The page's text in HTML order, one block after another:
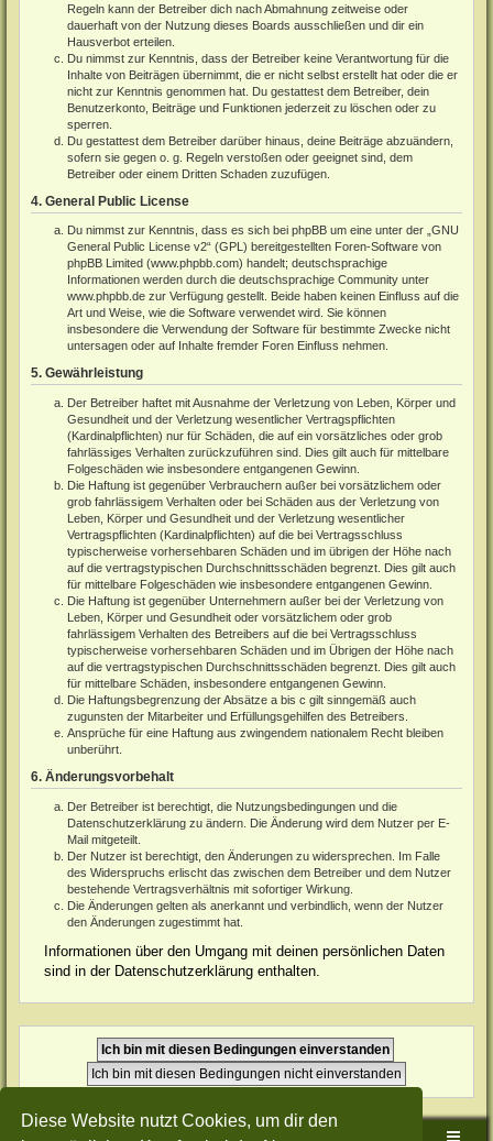
Diese Website nutzt Cookies, um dir den
Regeln kann der Betreiber dich nach Abmahnung zeitweise oder
dauerhaft von der Nutzung dieses Boards ausschließen und dir ein
Hausverbot erteilen.
Du nimmst zur Kenntnis, dass der Betreiber keine Verantwortung für die
Inhalte von Beiträgen übernimmt, die er nicht selbst erstellt hat oder die er
nicht zur Kenntnis genommen hat. Du gestattest dem Betreiber, dein
Benutzerkonto, Beiträge und Funktionen jederzeit zu löschen oder zu
sperren.
Du gestattest dem Betreiber darüber hinaus, deine Beiträge abzuändern,
sofern sie gegen o. g. Regeln verstoßen oder geeignet sind, dem
Betreiber oder einem Dritten Schaden zuzufügen.
4. General Public License
Du nimmst zur Kenntnis, dass es sich bei phpBB um eine unter der „GNU
General Public License v2“ (GPL) bereitgestellten Foren-Software von
phpBB Limited (www.phpbb.com) handelt; deutschsprachige
Informationen werden durch die deutschsprachige Community unter
www.phpbb.de zur Verfügung gestellt. Beide haben keinen Einfluss auf die
Art und Weise, wie die Software verwendet wird. Sie können
insbesondere die Verwendung der Software für bestimmte Zwecke nicht
untersagen oder auf Inhalte fremder Foren Einfluss nehmen.
5. Gewährleistung
Der Betreiber haftet mit Ausnahme der Verletzung von Leben, Körper und
Gesundheit und der Verletzung wesentlicher Vertragspflichten
(Kardinalpflichten) nur für Schäden, die auf ein vorsätzliches oder grob
fahrlässiges Verhalten zurückzuführen sind. Dies gilt auch für mittelbare
Folgeschäden wie insbesondere entgangenen Gewinn.
Die Haftung ist gegenüber Verbrauchern außer bei vorsätzlichem oder
grob fahrlässigem Verhalten oder bei Schäden aus der Verletzung von
Leben, Körper und Gesundheit und der Verletzung wesentlicher
Vertragspflichten (Kardinalpflichten) auf die bei Vertragsschluss
typischerweise vorhersehbaren Schäden und im übrigen der Höhe nach
auf die vertragstypischen Durchschnittsschäden begrenzt. Dies gilt auch
für mittelbare Folgeschäden wie insbesondere entgangenen Gewinn.
Die Haftung ist gegenüber Unternehmern außer bei der Verletzung von
Leben, Körper und Gesundheit oder vorsätzlichem oder grob
fahrlässigem Verhalten des Betreibers auf die bei Vertragsschluss
typischerweise vorhersehbaren Schäden und im Übrigen der Höhe nach
auf die vertragstypischen Durchschnittsschäden begrenzt. Dies gilt auch
für mittelbare Schäden, insbesondere entgangenen Gewinn.
Die Haftungsbegrenzung der Absätze a bis c gilt sinngemäß auch
zugunsten der Mitarbeiter und Erfüllungsgehilfen des Betreibers.
Ansprüche für eine Haftung aus zwingendem nationalem Recht bleiben
unberührt.
6. Änderungsvorbehalt
Der Betreiber ist berechtigt, die Nutzungsbedingungen und die
Datenschutzerklärung zu ändern. Die Änderung wird dem Nutzer per E-
Mail mitgeteilt.
Der Nutzer ist berechtigt, den Änderungen zu widersprechen. Im Falle
des Widerspruchs erlischt das zwischen dem Betreiber und dem Nutzer
bestehende Vertragsverhältnis mit sofortiger Wirkung.
Die Änderungen gelten als anerkannt und verbindlich, wenn der Nutzer
den Änderungen zugestimmt hat.
Informationen über den Umgang mit deinen persönlichen Daten
sind in der Datenschutzerklärung enthalten.
Sudden-Strike-Maps.de Hauptseite Foren-Übersicht